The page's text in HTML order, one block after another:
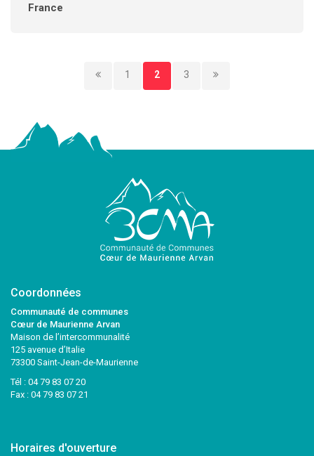
France
1 2 3
Coordonnées
Communauté de communes
Cœur de Maurienne Arvan
Maison de l’intercommunalité
125 avenue d’Italie
73300 Saint-Jean-de-Maurienne
Tél : 04 79 83 07 20
Fax : 04 79 83 07 21
Horaires d'ouverture